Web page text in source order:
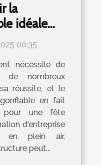
la
idéale
?
00:35
nécessite de
de nombreux
réussite, et le
en fait
une fête
d'entreprise
en plein air,
peut...